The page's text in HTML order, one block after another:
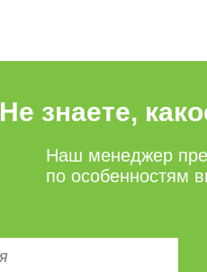
Не знаете,
Наш менеджер
по особенностям